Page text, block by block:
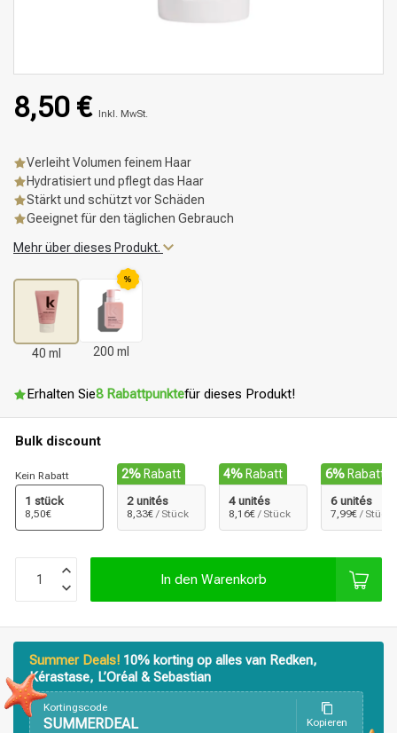
Stylingprodukte Haarfärbung
8,50 € Inkl. MwSt.
Verleiht Volumen feinem Haar
Hydratisiert und pflegt das Haar
Stärkt und schützt vor Schäden
Geeignet für den täglichen Gebrauch
Mehr über dieses Produkt.
40 ml
%
200 ml
Erhalten Sie8 Rabattpunktefür dieses Produkt!
Bulk discount
Kein Rabatt
1 stück
8,50€
2% Rabatt
2 unités
8,33€ / Stück
4% Rabatt
4 unités
8,16€ / Stück
6% Rabatt
6 unités
7,99€ / Stück
In den Warenkorb
Summer Deals! 10% korting op alles van Redken,
Kérastase, L’Oréal & Sebastian
Kortingscode
SUMMERDEAL Kopieren